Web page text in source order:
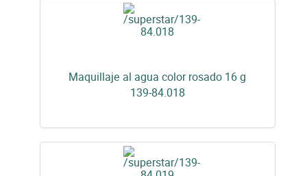
Maquillaje al agua color rosado 16 g
139-84.018